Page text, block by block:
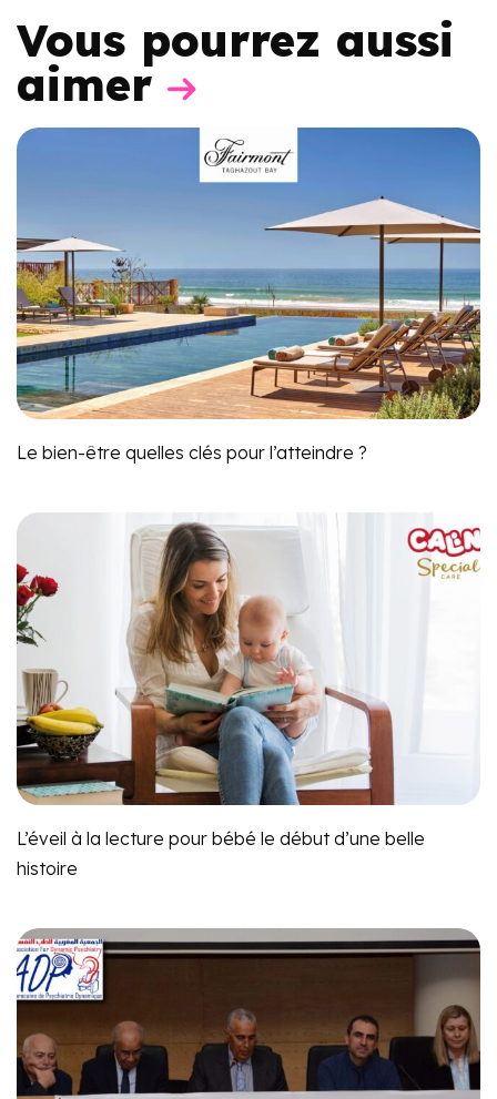
Vous pourrez aussi
aimer
Le bien-être quelles clés pour l’atteindre ?
L’éveil à la lecture pour bébé le début d’une belle
histoire